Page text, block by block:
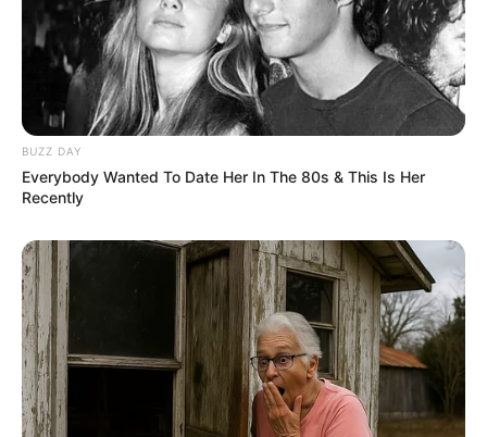
BUZZ DAY
Everybody Wanted To Date Her In The 80s & This Is Her
Recently